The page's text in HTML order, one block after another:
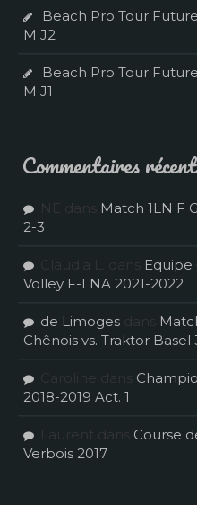
Beach Pro Tour
M J2
Beach Pro Tour
M J1
Commentaires
NE dans Match 1LN F
2-3
Claudia L. dans Equipe
Volley F-LNA 2021-2022
de Limoges dans
Chênois vs. Traktor Basel
Caroline dans
2018-2019 Act. 1
Laurent dans Course
Verbois 2017